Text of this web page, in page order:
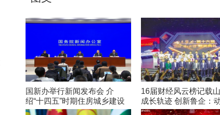
国新办举行新闻发布会 介
绍“十四五”时期住房城乡建设
高质量发展成就
16届财经风云榜记载
成长轨迹 创新鲁企：
在路上